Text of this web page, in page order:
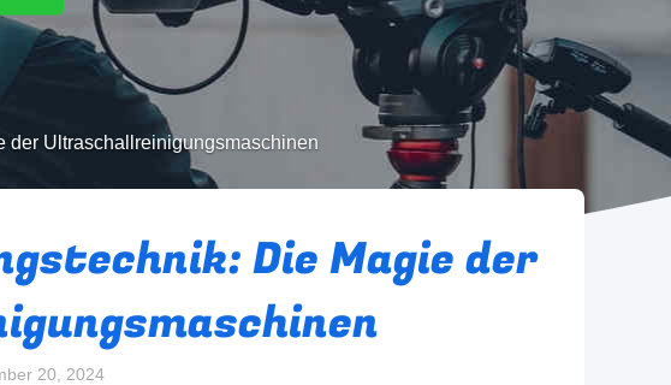
der Ultraschallreinigungsmaschinen
Die Magie der
20, 2024